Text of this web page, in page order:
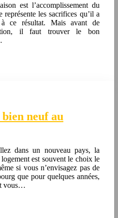
est l’accomplissement du
les sacrifices qu’il a
ce résultat. Mais avant de
il faut trouver le bon
neuf au
dans un nouveau pays, la
est souvent le choix le
si vous n’envisagez pas de
que pour quelques années,
vous…